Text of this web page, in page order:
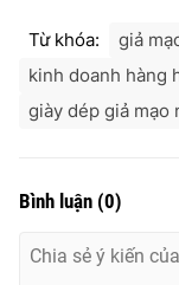
® Cấm sao chép
thông tin từ
Từ khóa:
giả
kinh doanh hàng
giày dép giả mạo
Bình luận (0)